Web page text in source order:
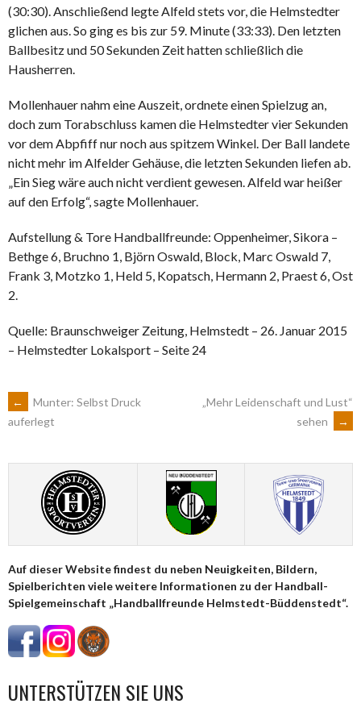
(30:30). Anschließend legte Alfeld stets vor, die Helmstedter
glichen aus. So ging es bis zur 59. Minute (33:33). Den letzten
Ballbesitz und 50 Sekunden Zeit hatten schließlich die
Hausherren.
Mollenhauer nahm eine Auszeit, ordnete einen Spielzug an,
doch zum Torabschluss kamen die Helmstedter vier Sekunden
vor dem Abpfiff nur noch aus spitzem Winkel. Der Ball landete
nicht mehr im Alfelder Gehäuse, die letzten Sekunden liefen ab.
„Ein Sieg wäre auch nicht verdient gewesen. Alfeld war heißer
auf den Erfolg“, sagte Mollenhauer.
Aufstellung & Tore Handballfreunde: Oppenheimer, Sikora –
Bethge 6, Bruchno 1, Björn Oswald, Block, Marc Oswald 7,
Frank 3, Motzko 1, Held 5, Kopatsch, Hermann 2, Praest 6, Ost
2.
Quelle: Braunschweiger Zeitung, Helmstedt – 26. Januar 2015
– Helmstedter Lokalsport – Seite 24
ARTIKEL-
NAVIGATION
←
Munter: Selbst Druck
auferlegt
„Mehr Leidenschaft und Lust“
sehen
→
Auf dieser Website findest du neben Neuigkeiten, Bildern,
Spielberichten viele weitere Informationen zu der Handball-
Spielgemeinschaft „Handballfreunde Helmstedt-Büddenstedt“.
UNTERSTÜTZEN SIE UNS